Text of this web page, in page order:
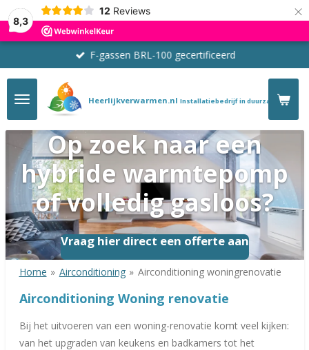
8,3
12 Reviews ×
Heerlijkverwarmen.nl Installatiebedrijf in duurzaam
F-gassen BRL-100 gecertificeerd
Op zoek naar een
hybride warmtepomp
of volledig gasloos?
Vraag hier direct een offerte aan
Home » Airconditioning » Airconditioning woningrenovatie
Airconditioning Woning renovatie
Bij het uitvoeren van een woning-renovatie komt veel kijken:
van het upgraden van keukens en badkamers tot het